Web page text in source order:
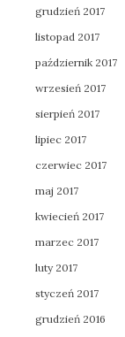
grudzień 2017
listopad 2017
październik 2017
wrzesień 2017
sierpień 2017
lipiec 2017
czerwiec 2017
maj 2017
kwiecień 2017
marzec 2017
luty 2017
styczeń 2017
grudzień 2016